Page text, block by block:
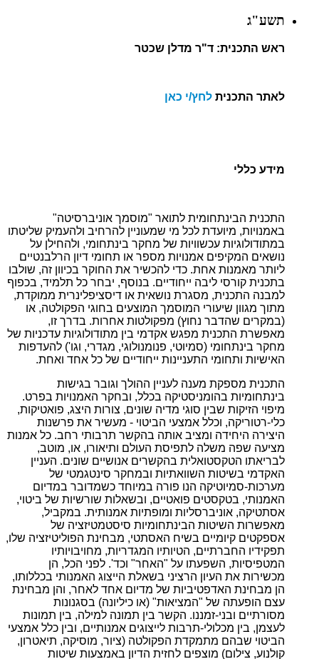
תשע"ג
ראש התכנית: ד"ר מדלן שכטר
לאתר התכנית לחץ/י כאן
מידע כללי
התכנית הבינתחומית לתואר "מוסמך אוניברסיטה"
באמנויות, מיועדת לכל מי שמעוניין להרחיב ולהעמיק שליטתו
במתודולוגיות עכשוויות של מחקר בינתחומי, ולהחילן על
נושאים המקיפים אמנויות מספר או תחומי דיון הרלבנטיים
ליותר מאמנות אחת. כדי להכשיר את החוקר בכיוון זה, שולבו
בתכנית קורסי ליבה ייחודיים. בנוסף, יבחר כל תלמיד, בכפוף
למבנה התכנית, מסגרת נושאית או דיסציפלינרית ממוקדת,
מתוך מגוון שיעורי המוסמך המוצעים בחוגי הפקולטה, או
(במקרים שהדבר נחוץ) מפקולטות אחרות. בדרך זו,
מאפשרת התכנית מפגש אקדמי בין מתודולוגיות עדכניות של
מחקר בינתחומי (סמיוטי, פנומנולוגי, מגדרי, וגו') להעדפות
האישיות ותחומי התעניינות ייחודיים של כל אחד ואחת.
התכנית מספקת מענה לעניין ההולך וגובר בגישות
בינתחומיות בהומניסטיקה בכלל, ובחקר האמנויות בפרט.
מיפוי הזיקות שבין סוגי מדיה שונים, צורות היצג, פואטיקות,
כלי-רטוריקה, וכלל אמצעי הביטוי - מעשיר את פרשנות
היצירה היחידה ומציב אותה בהקשר תרבותי רחב. כל אמנות
מציעה שפה משלה לתפיסת העולם ותיאורו, או, מוטב,
לבריאתו הטקסטואלית בהקשרים אנושיים שונים. העניין
האקדמי בשיטות השוואתיות ובמחקר סינטגמטי של
מערכות-סמיוטיקה הנו פורה במיוחד כשמדובר במדיום
האמנותי, בטקסטים פואטיים, ובשאלות שורשיות של ביטוי,
אסתטיקה, אוניברסליות ומופתיות אמנותית. במקביל,
מאפשרות השיטות הבינתחומיות סיסטמטיזציה של
אספקטים קיומיים בשיח האסתטי, מבחינת הפוליטיזציה שלו,
תפקידיו החברתיים, הטיותיו המגדריות, מחויבויותיו
המטפיסיות, השפעתו על "האחר" וכד'. לפני הכל, הן
מכשירות את העיון הרציני בשאלת הייצוג האמנותי בכללותו,
הן מבחינת האדפטיביות של מדיום אחד לאחר, והן מבחינת
עצם הופעתה של "המציאות" (או כיליונה) בסגנונות
מסורתיים ובני-זמננו. הקשר בין תמונה למילה, בין תמונות
לעצמן, בין מכלולי-תרבות לייצוגים אמנותיים, ובין כלל אמצעי
הביטוי שבהם מתמקדת הפקולטה (ציור, מוסיקה, תיאטרון,
קולנוע, צילום) מוצפים לחזית הדיון באמצעות שיטות